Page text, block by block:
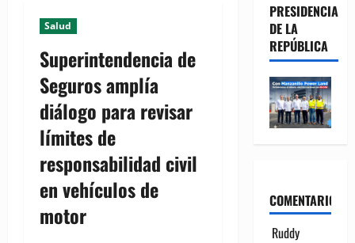
Salud
Superintendencia de
Seguros amplía
diálogo para revisar
límites de
responsabilidad civil
en vehículos de
motor
PRESIDENCIA
DE LA
REPÚBLICA
COMENTARIOS
Ruddy